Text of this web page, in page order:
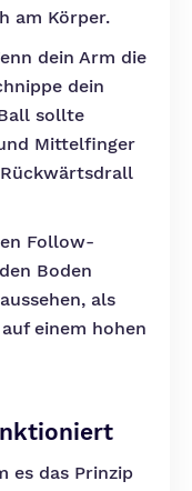
am Körper.
dein Arm die
dein
sollte
Mittelfinger
Follow-
Boden
als
einem hohen
es das Prinzip